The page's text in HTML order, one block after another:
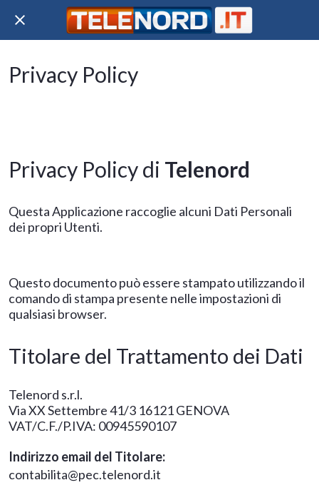
Privacy Policy
Privacy Policy di Telenord
Questa Applicazione raccoglie alcuni Dati Personali
dei propri Utenti.
Questo documento può essere stampato utilizzando il
comando di stampa presente nelle impostazioni di
qualsiasi browser.
Titolare del Trattamento dei Dati
Telenord s.r.l.
Via XX Settembre 41/3 16121 GENOVA
VAT/C.F./P.IVA: 00945590107
Indirizzo email del Titolare:
contabilita@pec.telenord.it